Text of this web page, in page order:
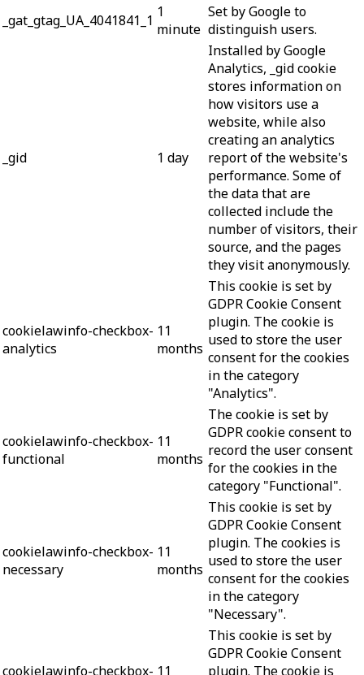
_gat_gtag_UA_4041841_1 1
minute
Set by Google to
distinguish users.
_gid 1 day
Installed by Google
Analytics, _gid cookie
stores information on
how visitors use a
website, while also
creating an analytics
report of the website's
performance. Some of
the data that are
collected include the
number of visitors, their
source, and the pages
they visit anonymously.
cookielawinfo-checkbox-
analytics
11
months
This cookie is set by
GDPR Cookie Consent
plugin. The cookie is
used to store the user
consent for the cookies
in the category
"Analytics".
cookielawinfo-checkbox-
functional
11
months
The cookie is set by
GDPR cookie consent to
record the user consent
for the cookies in the
category "Functional".
cookielawinfo-checkbox-
necessary
11
months
This cookie is set by
GDPR Cookie Consent
plugin. The cookies is
used to store the user
consent for the cookies
in the category
"Necessary".
cookielawinfo-checkbox- 11
This cookie is set by
GDPR Cookie Consent
plugin. The cookie is